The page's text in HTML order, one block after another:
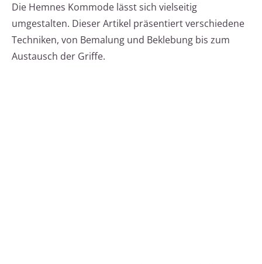
Die Hemnes Kommode lässt sich vielseitig
umgestalten. Dieser Artikel präsentiert verschiedene
Techniken, von Bemalung und Beklebung bis zum
Austausch der Griffe.